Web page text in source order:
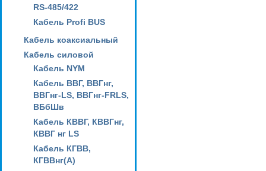
RS-485/422
Кабель Profi BUS
Кабель коаксиальный
Кабель силовой
Кабель NYM
Кабель ВВГ, ВВГнг,
ВВГнг-LS, ВВГнг-FRLS,
ВБбШв
Кабель КВВГ, КВВГнг,
КВВГ нг LS
Кабель КГВВ,
КГВВнг(А)